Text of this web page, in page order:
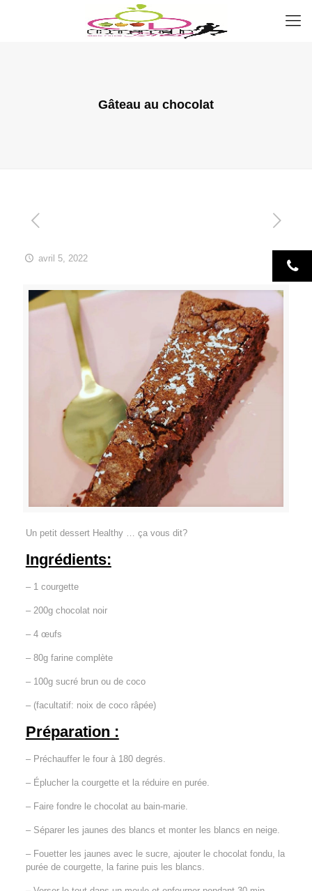
Gâteau au chocolat
avril 5, 2022
Un petit dessert Healthy … ça vous dit?
Ingrédients:
– 1 courgette
– 200g chocolat noir
– 4 œufs
– 80g farine complète
– 100g sucré brun ou de coco
– (facultatif: noix de coco râpée)
Préparation :
– Préchauffer le four à 180 degrés.
– Éplucher la courgette et la réduire en purée.
– Faire fondre le chocolat au bain-marie.
– Séparer les jaunes des blancs et monter les blancs en neige.
– Fouetter les jaunes avec le sucre, ajouter le chocolat fondu, la
purée de courgette, la farine puis les blancs.